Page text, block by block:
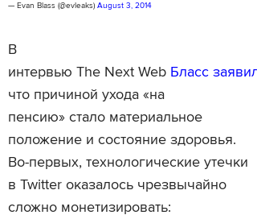
— Evan Blass (@evleaks) August 3, 2014
В
интервью The Next Web Бласс заявил
что причиной ухода «на
пенсию» стало материальное
положение и состояние здоровья.
Во-первых, технологические утечки
в Twitter оказалось чрезвычайно
сложно монетизировать: